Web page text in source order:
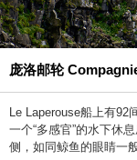
庞洛邮轮
Le Laperouse船上有92
一个“多感官”的水下休
侧，如同鲸鱼的眼睛一般